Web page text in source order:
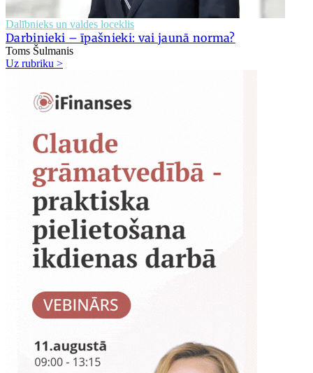
Dalībnieks un valdes loceklis
Darbinieki – īpašnieki: vai jaunā norma?
Toms Šulmanis
Uz rubriku >